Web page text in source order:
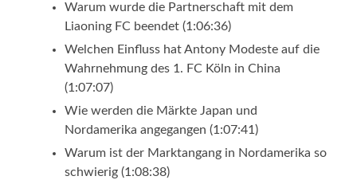
Warum wurde die Partnerschaft mit dem
Liaoning FC beendet (1:06:36)
Welchen Einfluss hat Antony Modeste auf die
Wahrnehmung des 1. FC Köln in China
(1:07:07)
Wie werden die Märkte Japan und
Nordamerika angegangen (1:07:41)
Warum ist der Marktangang in Nordamerika so
schwierig (1:08:38)